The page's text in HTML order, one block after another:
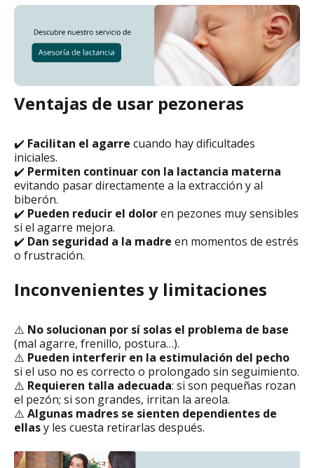
Ventajas de usar pezoneras
✔️ Facilitan el agarre cuando hay dificultades
iniciales.
✔️ Permiten continuar con la lactancia materna
evitando pasar directamente a la extracción y al
biberón.
✔️ Pueden reducir el doloren pezones muy sensibles
si el agarre mejora.
✔️ Dan seguridad a la madre en momentos de estrés
o frustración.
Inconvenientes y limitaciones
⚠️ No solucionan por sí solas el problema de base
(mal agarre, frenillo, postura…).
⚠️ Pueden interferir en la estimulación del pecho
si el uso no es correcto o prolongado sin seguimiento.
⚠️ Requieren talla adecuada: si son pequeñas rozan
el pezón; si son grandes, irritan la areola.
⚠️ Algunas madres se sienten dependientes de
ellasy les cuesta retirarlas después.